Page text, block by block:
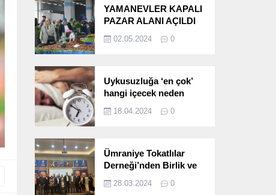
YAMANEVLER KAPALI
PAZAR ALANI AÇILDI
02.05.2024 0
Uykusuzluğa ‘en çok’
hangi içecek neden
18.04.2024 0
Ümraniye Tokatlılar
Derneği’nden Birlik ve
Programı
28.03.2024 0